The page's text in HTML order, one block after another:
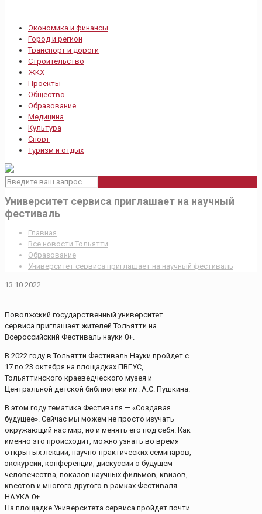
Экономика и финансы
Город и регион
Транспорт и дороги
Строительство
ЖКХ
Проекты
Общество
Образование
Медицина
Культура
Спорт
Туризм и отдых
Университет сервиса приглашает на научный
фестиваль
Главная
Все новости Тольятти
Образование
Университет сервиса приглашает на научный фестиваль
13.10.2022
Поволжский государственный университет
сервиса приглашает жителей Тольятти на
Всероссийский Фестиваль науки 0+.
В 2022 году в Тольятти Фестиваль Науки пройдет с
17 по 23 октября на площадках ПВГУС,
Тольяттинского краеведческого музея и
Центральной детской библиотеки им. А.С. Пушкина.
В этом году тематика Фестиваля — «Создавая
будущее». Сейчас мы можем не просто изучать
окружающий нас мир, но и менять его под себя. Как
именно это происходит, можно узнать во время
открытых лекций, научно-практических семинаров,
экскурсий, конференций, дискуссий о будущем
человечества, показов научных фильмов, квизов,
квестов и многого другого в рамках Фестиваля
НАУКА 0+.
На площадке Университета сервиса пройдет почти